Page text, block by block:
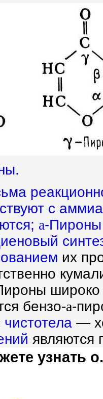
с
a-
их
широко
бензо-a-
чистотела —
являются
узнать